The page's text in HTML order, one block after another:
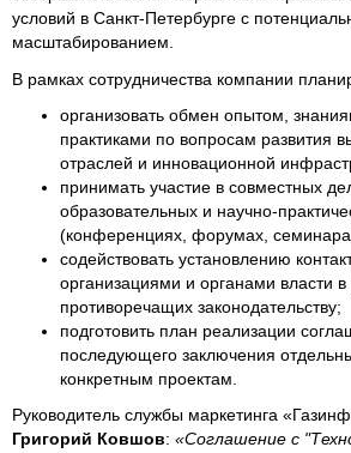
условий в Санкт-Петербурге с
масштабированием.
В рамках сотрудничества компании
организовать обмен опытом,
практиками по вопросам развития
отраслей и инновационной
принимать участие в совместных
образовательных и научно-
(конференциях, форумах,
содействовать установлению
организациями и органами власти
противоречащих законодательству;
подготовить план реализации
последующего заключения
конкретным проектам.
Руководитель службы маркетинга
Григорий Ковшов: «Соглашение с